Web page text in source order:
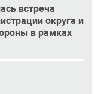
встреча
округа и
в рамках